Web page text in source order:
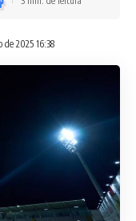
2025 16:38